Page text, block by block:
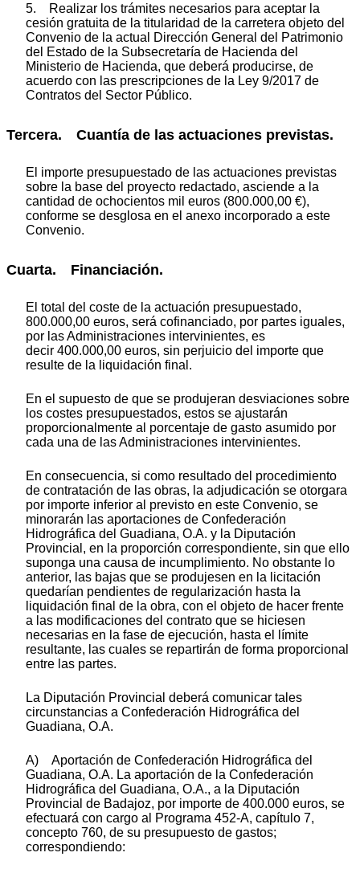
5. Realizar los trámites necesarios para aceptar la
cesión gratuita de la titularidad de la carretera objeto del
Convenio de la actual Dirección General del Patrimonio
del Estado de la Subsecretaría de Hacienda del
Ministerio de Hacienda, que deberá producirse, de
acuerdo con las prescripciones de la Ley 9/2017 de
Contratos del Sector Público.
Tercera. Cuantía de las actuaciones previstas.
El importe presupuestado de las actuaciones previstas
sobre la base del proyecto redactado, asciende a la
cantidad de ochocientos mil euros (800.000,00 €),
conforme se desglosa en el anexo incorporado a este
Convenio.
Cuarta. Financiación.
El total del coste de la actuación presupuestado,
800.000,00 euros, será cofinanciado, por partes iguales,
por las Administraciones intervinientes, es
decir 400.000,00 euros, sin perjuicio del importe que
resulte de la liquidación final.
En el supuesto de que se produjeran desviaciones sobre
los costes presupuestados, estos se ajustarán
proporcionalmente al porcentaje de gasto asumido por
cada una de las Administraciones intervinientes.
En consecuencia, si como resultado del procedimiento
de contratación de las obras, la adjudicación se otorgara
por importe inferior al previsto en este Convenio, se
minorarán las aportaciones de Confederación
Hidrográfica del Guadiana, O.A. y la Diputación
Provincial, en la proporción correspondiente, sin que ello
suponga una causa de incumplimiento. No obstante lo
anterior, las bajas que se produjesen en la licitación
quedarían pendientes de regularización hasta la
liquidación final de la obra, con el objeto de hacer frente
a las modificaciones del contrato que se hiciesen
necesarias en la fase de ejecución, hasta el límite
resultante, las cuales se repartirán de forma proporcional
entre las partes.
La Diputación Provincial deberá comunicar tales
circunstancias a Confederación Hidrográfica del
Guadiana, O.A.
A) Aportación de Confederación Hidrográfica del
Guadiana, O.A. La aportación de la Confederación
Hidrográfica del Guadiana, O.A., a la Diputación
Provincial de Badajoz, por importe de 400.000 euros, se
efectuará con cargo al Programa 452-A, capítulo 7,
concepto 760, de su presupuesto de gastos;
correspondiendo: